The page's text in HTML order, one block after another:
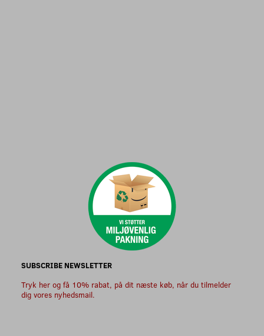
SUBSCRIBE NEWSLETTER
Tryk her og få 10% rabat, på dit næste køb, når du tilmelder
dig vores nyhedsmail.